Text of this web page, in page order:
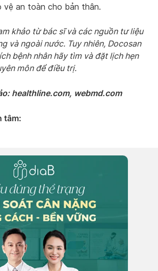
vệ an toàn cho bản thân.
khảo từ bác sĩ và các nguồn tư liệu
và ngoài nước. Tuy nhiên, Docosan
bệnh nhân hãy tìm và đặt lịch hẹn
môn để điều trị.
healthline.com, webmd.com
tâm: